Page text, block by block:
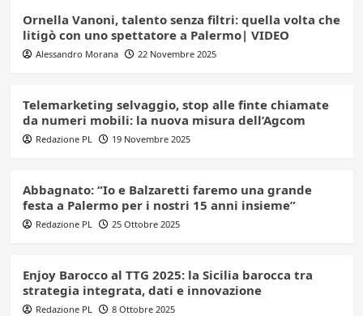
Ornella Vanoni, talento senza filtri: quella volta che
litigò con uno spettatore a Palermo| VIDEO
Alessandro Morana 22 Novembre 2025
Telemarketing selvaggio, stop alle finte chiamate
da numeri mobili: la nuova misura dell’Agcom
Redazione PL 19 Novembre 2025
Abbagnato: “Io e Balzaretti faremo una grande
festa a Palermo per i nostri 15 anni insieme”
Redazione PL 25 Ottobre 2025
Enjoy Barocco al TTG 2025: la Sicilia barocca tra
strategia integrata, dati e innovazione
Redazione PL 8 Ottobre 2025